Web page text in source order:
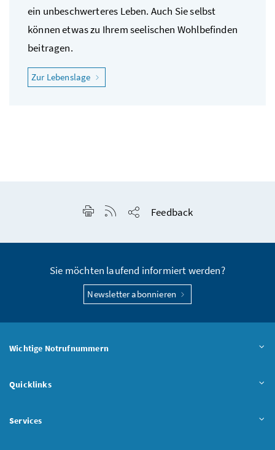
ein unbeschwerteres Leben. Auch Sie selbst
können etwas zu Ihrem seelischen Wohlbefinden
beitragen.
Zur Lebenslage "Ich fühle mich psychisch nicht wohl"
Seite drucken
RSS-Feed anzeigen
Feedback
Sie möchten laufend informiert werden?
Newsletter abonnieren
Wichtige Notrufnummern
Quicklinks
Services